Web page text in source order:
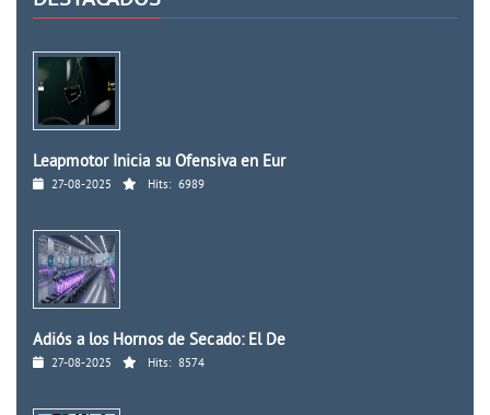
Leapmotor Inicia su Ofensiva en Eur
27-08-2025 Hits: 6989
Adiós a los Hornos de Secado: El De
27-08-2025 Hits: 8574